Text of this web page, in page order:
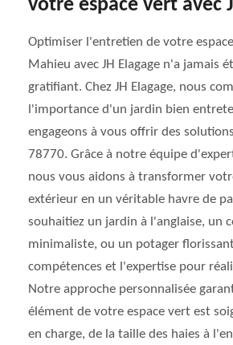
votre espace vert avec
Optimiser l'entretien de votre
Mahieu avec JH Elagage n'a jamais
gratifiant. Chez JH Elagage, nous
l'importance d'un jardin bien
engageons à vous offrir des
78770. Grâce à notre équipe
nous vous aidons à transformer
extérieur en un véritable havre de
souhaitiez un jardin à l'anglaise, un
minimaliste, ou un potager
compétences et l'expertise pour
Notre approche personnalisée
élément de votre espace vert est
en charge, de la taille des haies à